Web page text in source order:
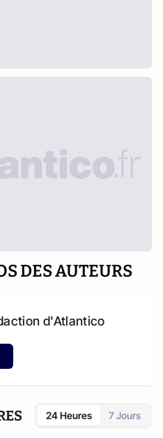
DES AUTEURS
d'Atlantico
24 Heures 7 Jours